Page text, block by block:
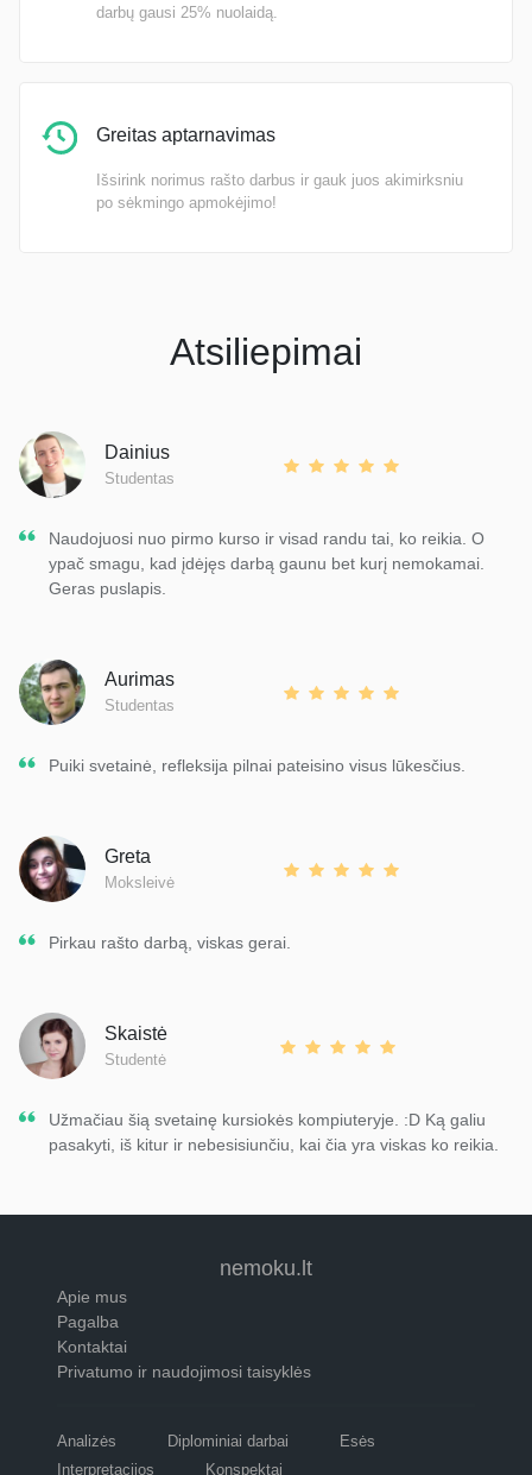
darbų gausi 25% nuolaidą.
Greitas aptarnavimas
Išsirink norimus rašto darbus ir gauk juos akimirksniu
po sėkmingo apmokėjimo!
Atsiliepimai
Dainius
Studentas
Naudojuosi nuo pirmo kurso ir visad randu tai, ko reikia. O
ypač smagu, kad įdėjęs darbą gaunu bet kurį nemokamai.
Geras puslapis.
Aurimas
Studentas
Puiki svetainė, refleksija pilnai pateisino visus lūkesčius.
Greta
Moksleivė
Pirkau rašto darbą, viskas gerai.
Skaistė
Studentė
Užmačiau šią svetainę kursiokės kompiuteryje. :D Ką galiu
pasakyti, iš kitur ir nebesisiunčiu, kai čia yra viskas ko reikia.
nemoku.lt
Apie mus
Pagalba
Kontaktai
Privatumo ir naudojimosi taisyklės
Analizės Diplominiai darbai
Esės
Interpretacijos
Konspektai